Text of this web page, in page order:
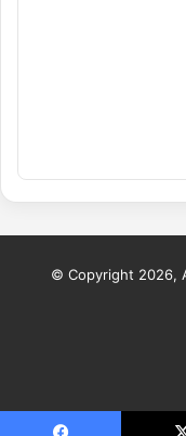
© Copyright 2026,